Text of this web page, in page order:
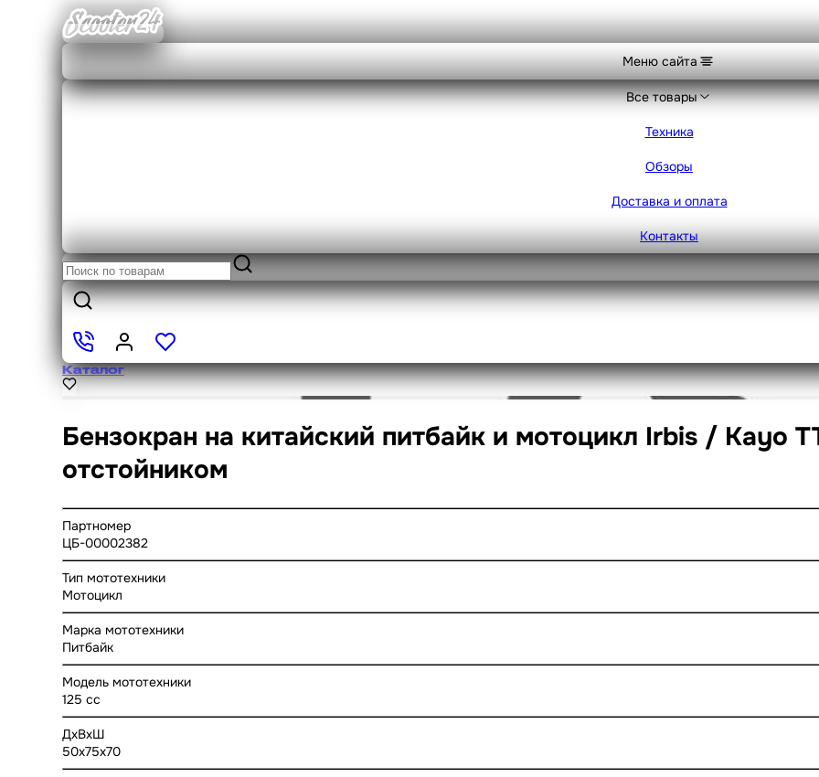
Меню сайта
Все товары
Техника
Обзоры
Доставка и оплата
Контакты
Каталог
Бензокран на китайский питбайк и мотоцикл Irbis / Kayo
отстойником
Партномер
ЦБ-00002382
Тип мототехники
Мотоцикл
Марка мототехники
Питбайк
Модель мототехники
125 cc
ДхВхШ
50x75x70